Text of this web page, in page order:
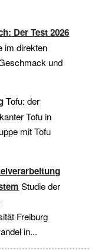
Der Test 2026
im direkten
und
Tofu: der
Tofu in
mit Tofu
Studie der
Freiburg
in...